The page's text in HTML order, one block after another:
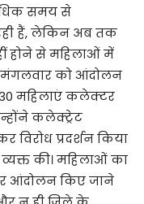
समय से
हैं, लेकिन अब तक
होने से महिलाओं में
मंगलवार को आंदोलन
महिलाएं कलेक्टर
कलेक्ट्रेट
विरोध प्रदर्शन किया
की। महिलाओं का
आंदोलन किए जाने